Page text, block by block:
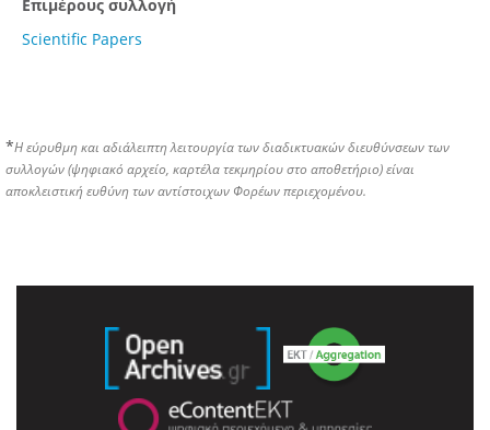
Επιμέρους συλλογή
Scientific Papers
*Η εύρυθμη και αδιάλειπτη λειτουργία των διαδικτυακών διευθύνσεων των
συλλογών (ψηφιακό αρχείο, καρτέλα τεκμηρίου στο αποθετήριο) είναι
αποκλειστική ευθύνη των αντίστοιχων Φορέων περιεχομένου.